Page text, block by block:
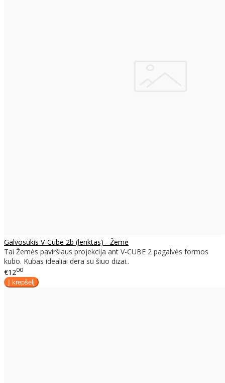
Galvosūkis V-Cube 2b (lenktas) - Žemė
Tai Žemės paviršiaus projekcija ant V-CUBE 2 pagalvės formos
kubo. Kubas idealiai dera su šiuo dizai..
€1200